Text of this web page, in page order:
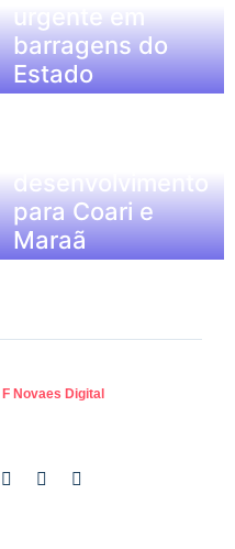
urgente em
barragens do
Estado
Política & Sociedade
Alberto Neto
desenvolvimento
para Coari e
Maraã
F Novaes Digital